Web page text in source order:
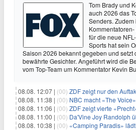
Tom Brady und
auch 2026 das
Senders. Zudem
für die neue
Sports hat sein
Saison 2026 bekannt gegeben und setzt
bewährte Gesichter. Angeführt wird die
vom Top-Team um Kommentator Kevin
08.08. 12:07 | (00) ZDF zeigt nur den Auftakt
08.08. 11:38 | (00) NBC macht «The
08.08. 11:06 | (00) ZDF zeigt vierte
08.08. 11:00 | (00) Da'Vine Joy Randolph übernimmt
08.08. 10:38 | (00) «Camping Paradis» lädt